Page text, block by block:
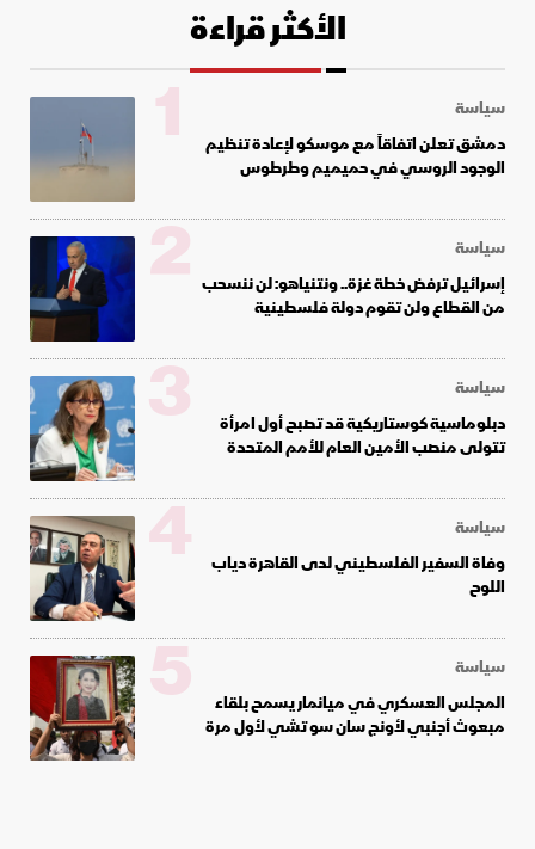
الأكثر قراءة
سياسة
دمشق تعلن اتفاقاً مع موسكو لإعادة تنظيم
الوجود الروسي في حميميم وطرطوس
1
سياسة
إسرائيل ترفض خطة غزة.. ونتنياهو: لن ننسحب
من القطاع ولن تقوم دولة فلسطينية
2
سياسة
دبلوماسية كوستاريكية قد تصبح أول امرأة
تتولى منصب الأمين العام للأمم المتحدة
3
سياسة
وفاة السفير الفلسطيني لدى القاهرة دياب
اللوح
4
سياسة
المجلس العسكري في ميانمار يسمح بلقاء
مبعوث أجنبي لأونج سان سو تشي لأول مرة 5